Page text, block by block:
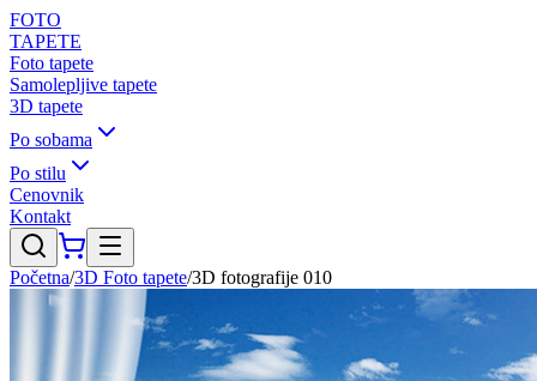
FOTO
TAPETE
Foto tapete
Samolepljive tapete
3D tapete
Po sobama
Po stilu
Cenovnik
Kontakt
Početna/3D Foto tapete/3D fotografije 010